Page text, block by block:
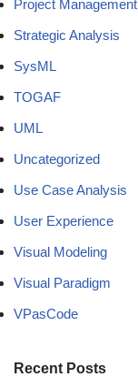
Project Management
Strategic Analysis
SysML
TOGAF
UML
Uncategorized
Use Case Analysis
User Experience
Visual Modeling
Visual Paradigm
VPasCode
Recent Posts